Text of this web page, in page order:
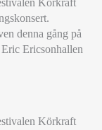
denna gång på
Ericsonhallen
Körkraft